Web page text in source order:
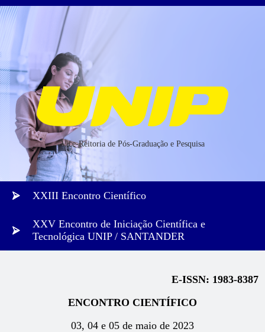
Vice-Reitoria de Pós-Graduação e Pesquisa
XXIII Encontro Científico
XXV Encontro de Iniciação Científica e
Tecnológica UNIP / SANTANDER
E-ISSN: 1983-8387
ENCONTRO CIENTÍFICO
03, 04 e 05 de maio de 2023